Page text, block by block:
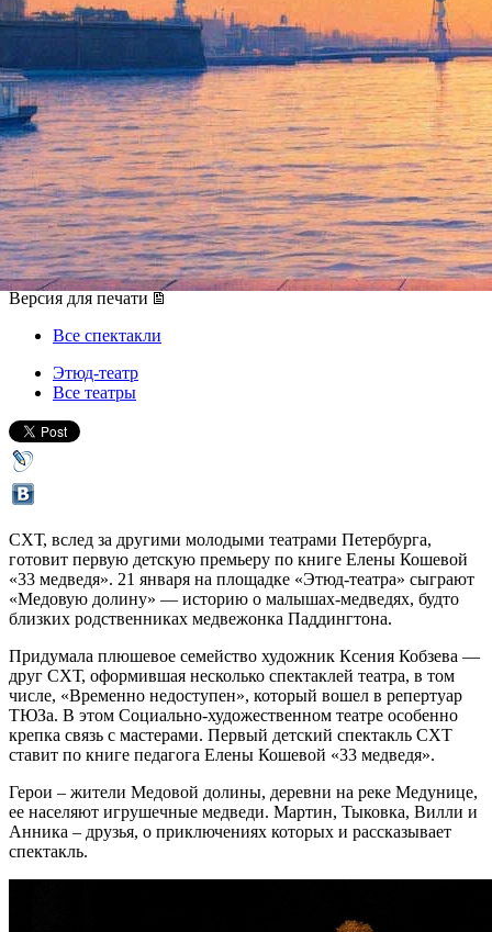
Медведи Медовой долины
ждут в гости юных
петербуржцев
21 января 2018, воскресенье
Версия для печати
Все спектакли
Этюд-театр
Все театры
СХТ, вслед за другими молодыми театрами Петербурга,
готовит первую детскую премьеру по книге Елены Кошевой
«33 медведя». 21 января на площадке «Этюд-театра» сыграют
«Медовую долину» — историю о малышах-медведях, будто
близких родственниках медвежонка Паддингтона.
Придумала плюшевое семейство художник Ксения Кобзева —
друг СХТ, оформившая несколько спектаклей театра, в том
числе, «Временно недоступен», который вошел в репертуар
ТЮЗа. В этом Социально-художественном театре особенно
крепка связь с мастерами. Первый детский спектакль СХТ
ставит по книге педагога Елены Кошевой «33 медведя».
Герои – жители Медовой долины, деревни на реке Медунице,
ее населяют игрушечные медведи. Мартин, Тыковка, Вилли и
Анника – друзья, о приключениях которых и рассказывает
спектакль.